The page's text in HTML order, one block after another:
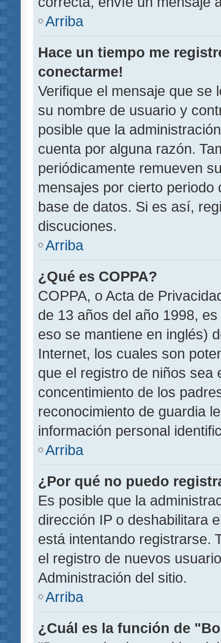
Arriba
Hace un tiempo me
conectarme!
Verifique el mensaje que se
su nombre de usuario y
posible que la
cuenta por alguna razón.
periódicamente remueven
mensajes por cierto
base de datos. Si es así,
discuciones.
Arriba
¿Qué es COPPA?
COPPA, o Acta de
de 13 años del año 1998,
eso se mantiene en inglés)
Internet, los cuales son
que el registro de niños sea
concentimiento de los
reconocimiento de guardia
información personal
Arriba
¿Por qué no puedo
Es posible que la
dirección IP o deshabilitara
está intentando registrarse.
el registro de nuevos
Administración del sitio.
Arriba
¿Cuál es la función de